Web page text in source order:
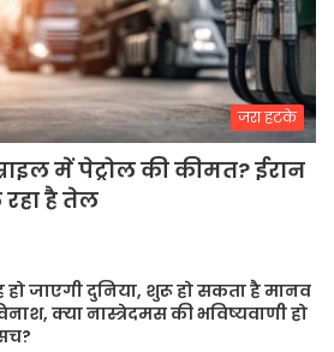
जरा हटके
में पेट्रोल की कीमत? ईरान
है तेल
हो जाएगी दुनिया, शुरू हो सकता है मानव
क्या नास्त्रेदमस की भविष्यवाणी हो